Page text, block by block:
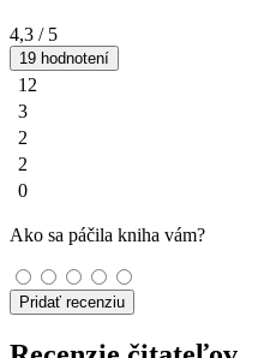
4,3 / 5
19 hodnotení
12
3
2
2
0
Ako sa páčila kniha vám?
Pridať recenziu